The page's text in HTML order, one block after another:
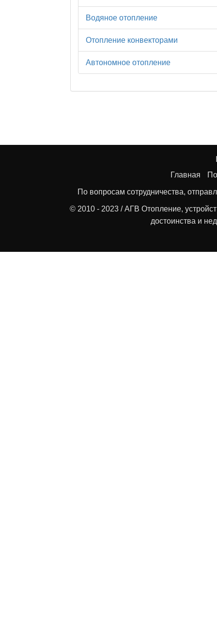
Водяное отопление
Отопление конвекторами
Автономное отопление
Главная
По вопросам сотрудничества,
© 2010 - 2023 / АГВ Отопление,
достоинства и